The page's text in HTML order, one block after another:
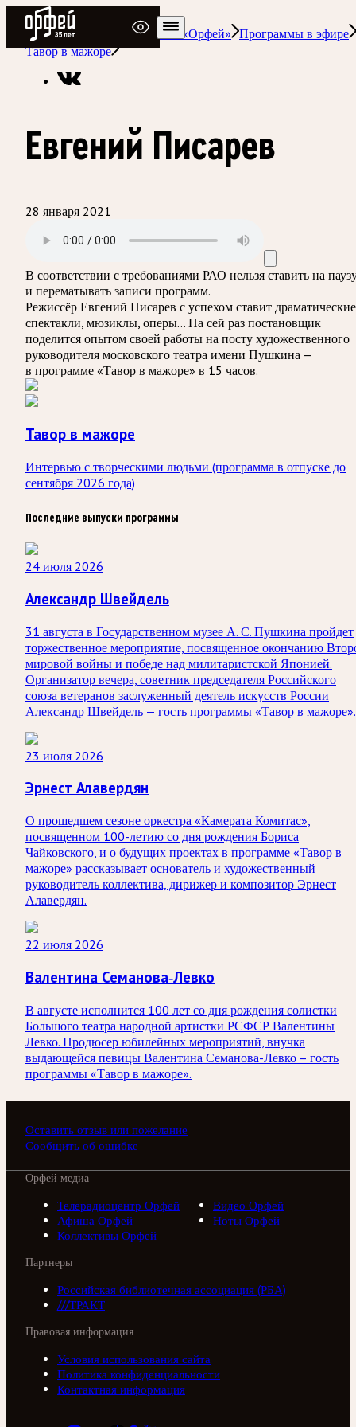
Радио Орфей
Радио классической музыки «Орфей» Программы в эфире
Тавор в мажоре
Евгений Писарев
28 января 2021
В соответствии с требованиями РАО нельзя ставить на
и перематывать записи программ.
Режиссёр Евгений Писарев с успехом ставит драматические
спектакли, мюзиклы, оперы… На сей раз постановщик
поделится опытом своей работы на посту художественного
руководителя московского театра имени Пушкина —
в программе «Тавор в мажоре» в 15 часов.
Тавор в мажоре
Интервью с творческими людьми (программа в отпуске до
сентября 2026 года)
Последние выпуски программы
24 июля 2026
Александр Швейдель
31 августа в Государственном музее А. С. Пушкина пройдет
торжественное мероприятие, посвященное окончанию
мировой войны и победе над милитаристской Японией.
Организатор вечера, советник председателя Российского
союза ветеранов заслуженный деятель искусств России
Александр Швейдель — гость программы «Тавор в мажоре».
23 июля 2026
Эрнест Алавердян
О прошедшем сезоне оркестра «Камерата Комитас»,
посвященном 100-летию со дня рождения Бориса
Чайковского, и о будущих проектах в программе «Тавор в
мажоре» рассказывает основатель и художественный
руководитель коллектива, дирижер и композитор Эрнест
Алавердян.
22 июля 2026
Валентина Семанова-Левко
В августе исполнится 100 лет со дня рождения солистки
Большого театра народной артистки РСФСР Валентины
Левко. Продюсер юбилейных мероприятий, внучка
выдающейся певицы Валентина Семанова-Левко – гость
программы «Тавор в мажоре».
Оставить отзыв или пожелание
Сообщить об ошибке
Орфей медиа
Телерадиоцентр Орфей
Видео Орфей
Афиша Орфей
Ноты Орфей
Коллективы Орфей
Партнеры
Российская библиотечная ассоциация (РБА)
///ТРАКТ
Правовая информация
Условия использования сайта
Политика конфиденциальности
Контактная информация